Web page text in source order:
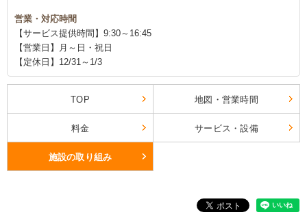
営業・対応時間
【サービス提供時間】9:30～16:45
【営業日】月～日・祝日
【定休日】12/31～1/3
TOP 地図・営業時間
料金 サービス・設備
施設の取り組み